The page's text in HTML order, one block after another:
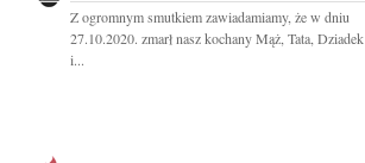
Z ogromnym smutkiem zawiadamiamy, że w dniu
27.10.2020. zmarł nasz kochany Mąż, Tata, Dziadek
i...